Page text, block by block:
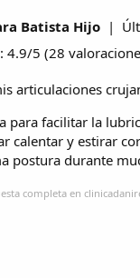
Batista Hijo |
4.9/5 (28
articulaciones
para facilitar la
calentar y estirar
postura durante
completa en